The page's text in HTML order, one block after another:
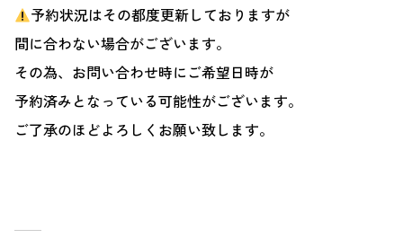
予約状況はその都度更新しておりますが
間に合わない場合がございます。
その為、お問い合わせ時にご希望日時が
予約済みとなっている可能性がございます。
ご了承のほどよろしくお願い致します。